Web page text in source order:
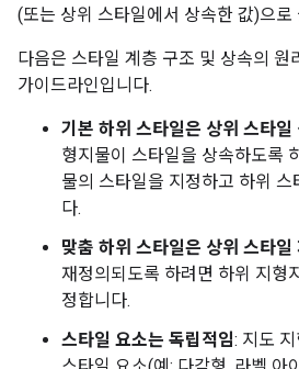
(또는 상위 스타일에서 상속한 값)으로
다음은 스타일 계층 구조 및 상속의 원
가이드라인입니다.
기본 하위 스타일은 상위 스타일
형지물이 스타일을 상속하도록
물의 스타일을 지정하고 하위 스
다.
맞춤 하위 스타일은 상위 스타일
재정의되도록 하려면 하위 지형
정합니다.
스타일 요소는 독립적임: 지도